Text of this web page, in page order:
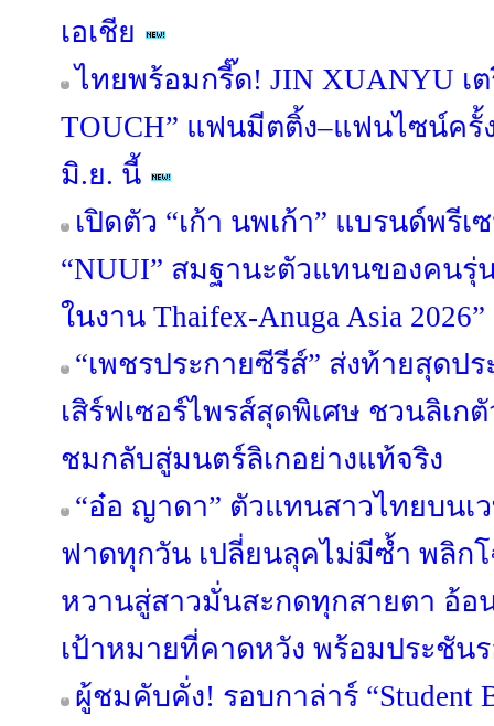
เอเชีย
ไทยพร้อมกรี๊ด! JIN XUANYU เต
TOUCH” แฟนมีตติ้ง–แฟนไซน์ครั้
มิ.ย. นี้
เปิดตัว “เก้า นพเก้า” แบรนด์พรี
“NUUI” สมฐานะตัวแทนของคนรุ่
ในงาน Thaifex-Anuga Asia 2026”
“เพชรประกายซีรีส์” ส่งท้ายสุดป
เสิร์ฟเซอร์ไพรส์สุดพิเศษ ชวนลิเก
ชมกลับสู่มนตร์ลิเกอย่างแท้จริง
“อ๋อ ญาดา” ตัวแทนสาวไทยบนเ
ฟาดทุกวัน เปลี่ยนลุคไม่มีซ้ำ พลิก
หวานสู่สาวมั่นสะกดทุกสายตา อ้
เป้าหมายที่คาดหวัง พร้อมประชัน
ผู้ชมคับคั่ง! รอบกาล่าร์ “Student